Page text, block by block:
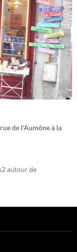
de l'Aumône à la
autour de